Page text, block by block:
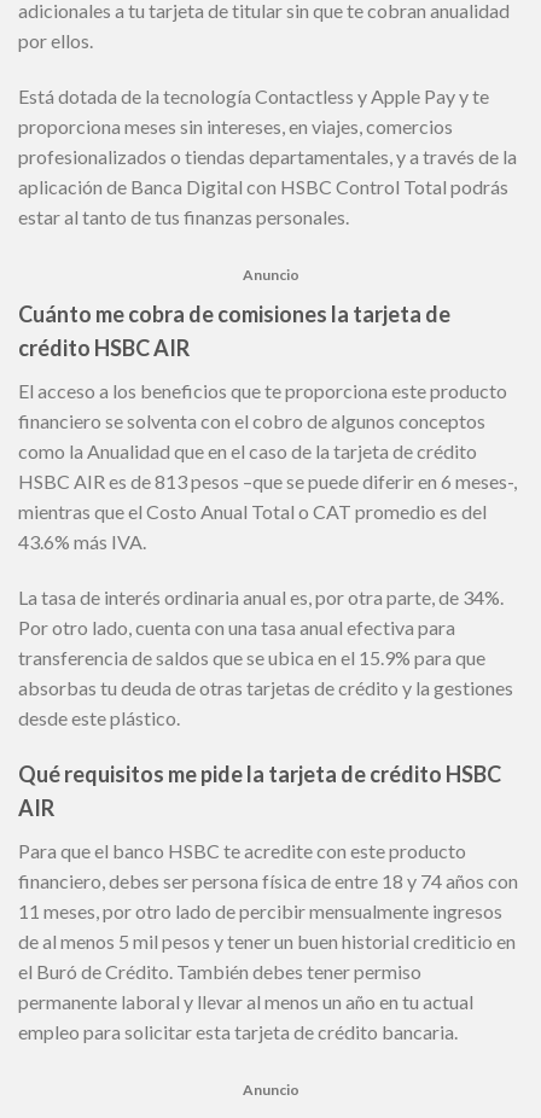
adicionales a tu tarjeta de titular sin que te cobran anualidad
por ellos.
Está dotada de la tecnología Contactless y Apple Pay y te
proporciona meses sin intereses, en viajes, comercios
profesionalizados o tiendas departamentales, y a través de la
aplicación de Banca Digital con HSBC Control Total podrás
estar al tanto de tus finanzas personales.
Anuncio
Cuánto me cobra de comisiones la tarjeta de
crédito HSBC AIR
El acceso a los beneficios que te proporciona este producto
financiero se solventa con el cobro de algunos conceptos
como la Anualidad que en el caso de la tarjeta de crédito
HSBC AIR es de 813 pesos –que se puede diferir en 6 meses-,
mientras que el Costo Anual Total o CAT promedio es del
43.6% más IVA.
La tasa de interés ordinaria anual es, por otra parte, de 34%.
Por otro lado, cuenta con una tasa anual efectiva para
transferencia de saldos que se ubica en el 15.9% para que
absorbas tu deuda de otras tarjetas de crédito y la gestiones
desde este plástico.
Qué requisitos me pide la tarjeta de crédito HSBC
AIR
Para que el banco HSBC te acredite con este producto
financiero, debes ser persona física de entre 18 y 74 años con
11 meses, por otro lado de percibir mensualmente ingresos
de al menos 5 mil pesos y tener un buen historial crediticio en
el Buró de Crédito. También debes tener permiso
permanente laboral y llevar al menos un año en tu actual
empleo para solicitar esta tarjeta de crédito bancaria.
Anuncio